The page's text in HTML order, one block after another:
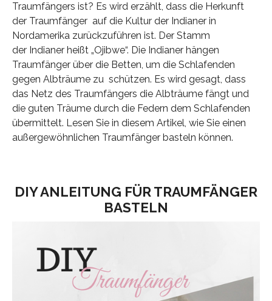
Traumfängers ist? Es wird erzählt, dass die Herkunft
der Traumfänger auf die Kultur der Indianer in
Nordamerika zurückzuführen ist. Der Stamm
der Indianer heißt „Ojibwe“. Die Indianer hängen
Traumfänger über die Betten, um die Schlafenden
gegen Albträume zu schützen. Es wird gesagt, dass
das Netz des Traumfängers die Albträume fängt und
die guten Träume durch die Federn dem Schlafenden
übermittelt. Lesen Sie in diesem Artikel, wie Sie einen
außergewöhnlichen Traumfänger basteln können.
DIY ANLEITUNG FÜR TRAUMFÄNGER
BASTELN